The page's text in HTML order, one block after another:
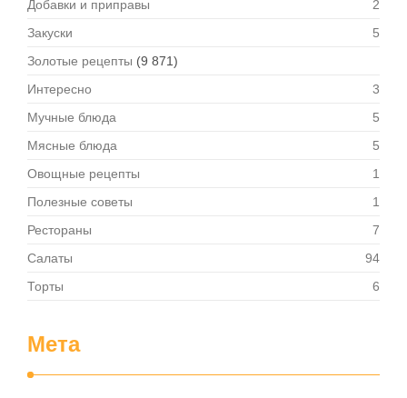
Добавки и приправы
2
Закуски
5
Золотые рецепты (9 871)
Интересно
3
Мучные блюда
5
Мясные блюда
5
Овощные рецепты
1
Полезные советы
1
Рестораны
7
Салаты
94
Торты
6
Мета